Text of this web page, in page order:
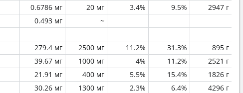
0.6786 мг 20 мг 3.4% 9.5%
2947 г
0.493 мг ~
279.4 мг 2500 мг 11.2% 31.3%
895 г
39.67 мг 1000 мг 4% 11.2%
2521 г
21.91 мг 400 мг 5.5% 15.4%
1826 г
30.26 мг 1300 мг 2.3% 6.4%
4296 г